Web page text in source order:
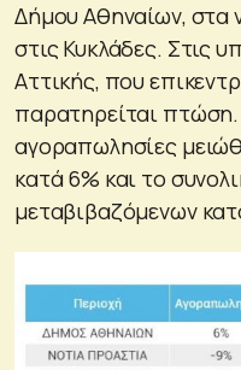
Δήμου Αθηναίων, στα
στις Κυκλάδες. Στις
Αττικής, που
παρατηρείται πτώση.
αγοραπωλησίες
κατά 6% και το
μεταβιβαζόμενων